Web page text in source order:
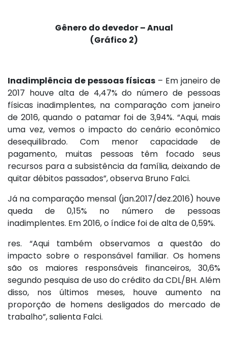
Gênero do devedor – Anual
(Gráfico 2)
Inadimplência de pessoas físicas – Em janeiro de
2017 houve alta de 4,47% do número de pessoas
físicas inadimplentes, na comparação com janeiro
de 2016, quando o patamar foi de 3,94%. “Aqui, mais
uma vez, vemos o impacto do cenário econômico
desequilibrado. Com menor capacidade de
pagamento, muitas pessoas têm focado seus
recursos para a subsistência da família, deixando de
quitar débitos passados”, observa Bruno Falci.
Já na comparação mensal (jan.2017/dez.2016) houve
queda de 0,15% no número de pessoas
inadimplentes. Em 2016, o índice foi de alta de 0,59%.
res. “Aqui também observamos a questão do
impacto sobre o responsável familiar. Os homens
são os maiores responsáveis financeiros, 30,6%
segundo pesquisa de uso do crédito da CDL/BH. Além
disso, nos últimos meses, houve aumento na
proporção de homens desligados do mercado de
trabalho”, salienta Falci.